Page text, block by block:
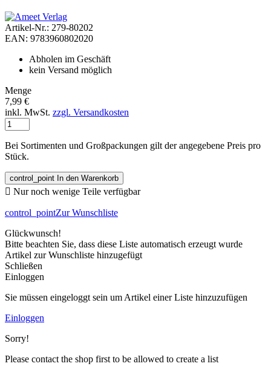
Artikel-Nr.: 279-80202
EAN: 9783960802020
Abholen im Geschäft
kein Versand möglich
Menge
7,99 €
inkl. MwSt. zzgl. Versandkosten
Bei Sortimenten und Großpackungen gilt der angegebene Preis pro
Stück.
control_point In den Warenkorb
 Nur noch wenige Teile verfügbar
control_pointZur Wunschliste
Glückwunsch!
Bitte beachten Sie, dass diese Liste automatisch erzeugt wurde
Artikel zur Wunschliste hinzugefügt
Schließen
Einloggen
Sie müssen eingeloggt sein um Artikel einer Liste hinzuzufügen
Einloggen
Sorry!
Please contact the shop first to be allowed to create a list